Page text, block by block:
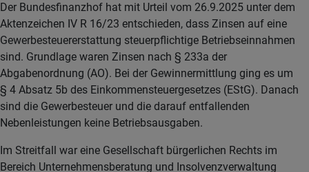
Der Bundesfinanzhof hat mit Urteil vom 26.9.2025 unter dem
Aktenzeichen IV R 16/23 entschieden, dass Zinsen auf eine
Gewerbesteuererstattung steuerpflichtige Betriebseinnahmen
sind. Grundlage waren Zinsen nach § 233a der
Abgabenordnung (AO). Bei der Gewinnermittlung ging es um
§ 4 Absatz 5b des Einkommensteuergesetzes (EStG). Danach
sind die Gewerbesteuer und die darauf entfallenden
Nebenleistungen keine Betriebsausgaben.
Im Streitfall war eine Gesellschaft bürgerlichen Rechts im
Bereich Unternehmensberatung und Insolvenzverwaltung